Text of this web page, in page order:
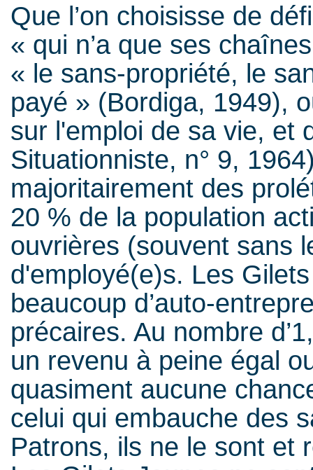
Que l’on choisisse de
« qui n’a que ses
« le sans-propriété, le
payé » (Bordiga, 1949),
sur l'emploi de sa vie, et
Situationniste, n° 9,
majoritairement des
20 % de la population
ouvrières (souvent sans
d'employé(e)s. Les
beaucoup d’auto-
précaires. Au nombre
un revenu à peine égal
quasiment aucune
celui qui embauche des
Patrons, ils ne le sont et